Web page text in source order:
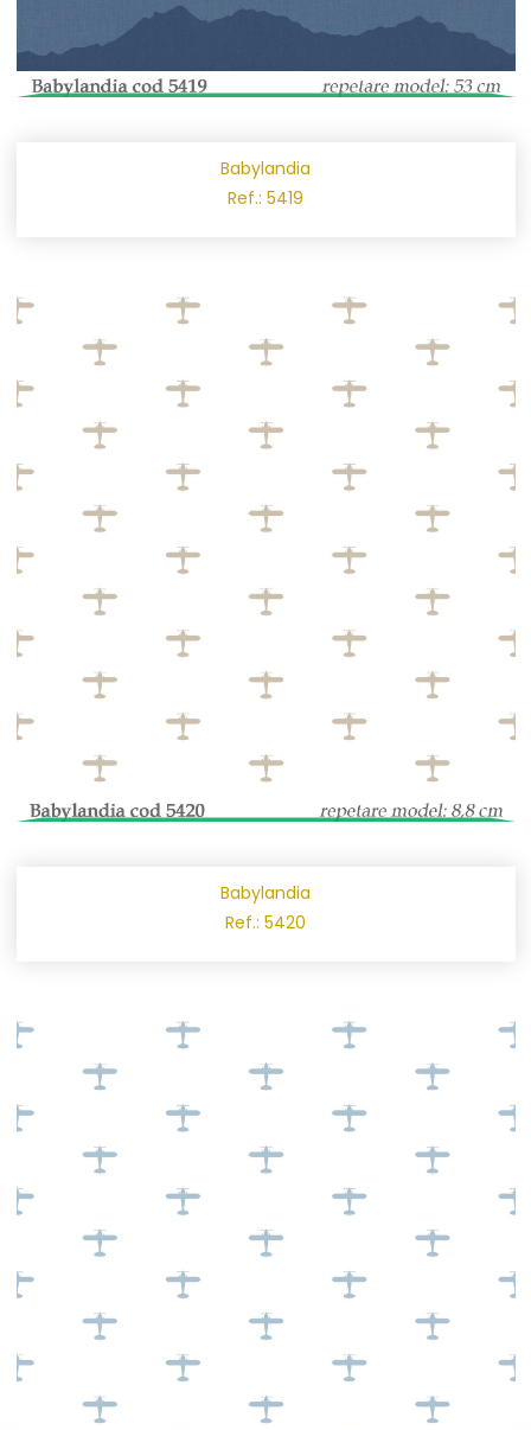
Babylandia
Ref.: 5419
Babylandia
Ref.: 5420